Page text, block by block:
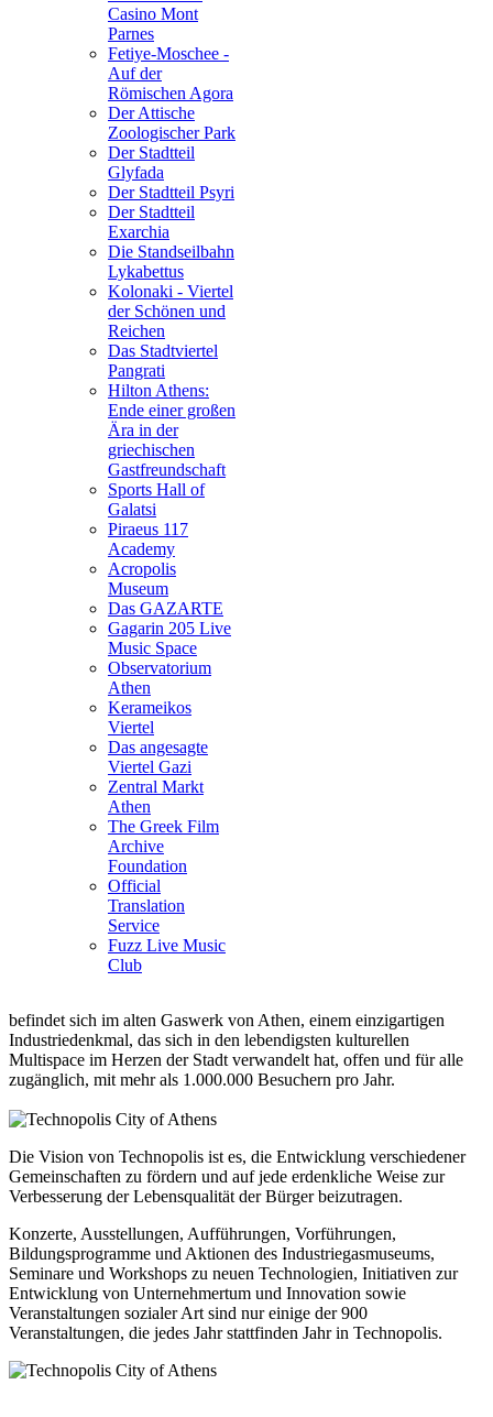
Casino Mont
Parnes
Fetiye-Moschee -
Auf der
Römischen Agora
Der Attische
Zoologischer Park
Der Stadtteil
Glyfada
Der Stadtteil Psyri
Der Stadtteil
Exarchia
Die Standseilbahn
Lykabettus
Kolonaki - Viertel
der Schönen und
Reichen
Das Stadtviertel
Pangrati
Hilton Athens:
Ende einer großen
Ära in der
griechischen
Gastfreundschaft
Sports Hall of
Galatsi
Piraeus 117
Academy
Acropolis
Museum
Das GAZARTE
Gagarin 205 Live
Music Space
Observatorium
Athen
Kerameikos
Viertel
Das angesagte
Viertel Gazi
Zentral Markt
Athen
The Greek Film
Archive
Foundation
Official
Translation
Service
Fuzz Live Music
Club
befindet sich im alten Gaswerk von Athen, einem einzigartigen
Industriedenkmal, das sich in den lebendigsten kulturellen
Multispace im Herzen der Stadt verwandelt hat, offen und für alle
zugänglich, mit mehr als 1.000.000 Besuchern pro Jahr.
Die Vision von Technopolis ist es, die Entwicklung verschiedener
Gemeinschaften zu fördern und auf jede erdenkliche Weise zur
Verbesserung der Lebensqualität der Bürger beizutragen.
Konzerte, Ausstellungen, Aufführungen, Vorführungen,
Bildungsprogramme und Aktionen des Industriegasmuseums,
Seminare und Workshops zu neuen Technologien, Initiativen zur
Entwicklung von Unternehmertum und Innovation sowie
Veranstaltungen sozialer Art sind nur einige der 900
Veranstaltungen, die jedes Jahr stattfinden Jahr in Technopolis.